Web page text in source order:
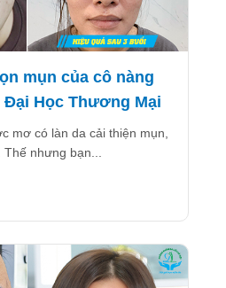
mụn của cô nàng
Đại Học Thương Mại
mơ có làn da cải thiện mụn,
nhưng bạn...